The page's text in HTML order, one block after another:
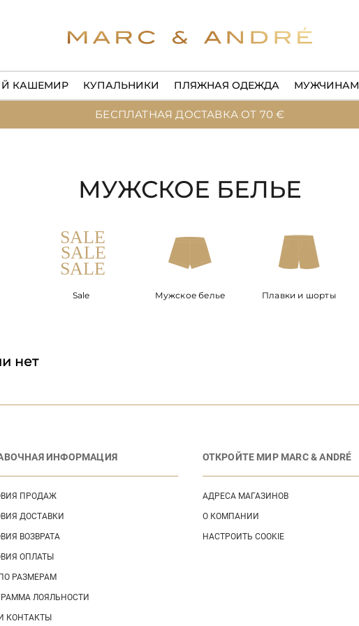
КАШЕМИР КУПАЛЬНИКИ ПЛЯЖНАЯ ОДЕЖДА МУЖЧИНАМ
БЕСПЛАТНАЯ ДОСТАВКА ОТ 70 €
МУЖСКОЕ БЕЛЬЕ
Sale Мужское белье Плавки и шорты
нет
ИНФОРМАЦИЯ
ПРОДАЖ
ДОСТАВКИ
ВОЗВРАТА
ОПЛАТЫ
РАЗМЕРАМ
ЛОЯЛЬНОСТИ
КОНТАКТЫ
ОТКРОЙТЕ МИР MARC & ANDRÉ
АДРЕСА МАГАЗИНОВ
О КОМПАНИИ
НАСТРОИТЬ COOKIE